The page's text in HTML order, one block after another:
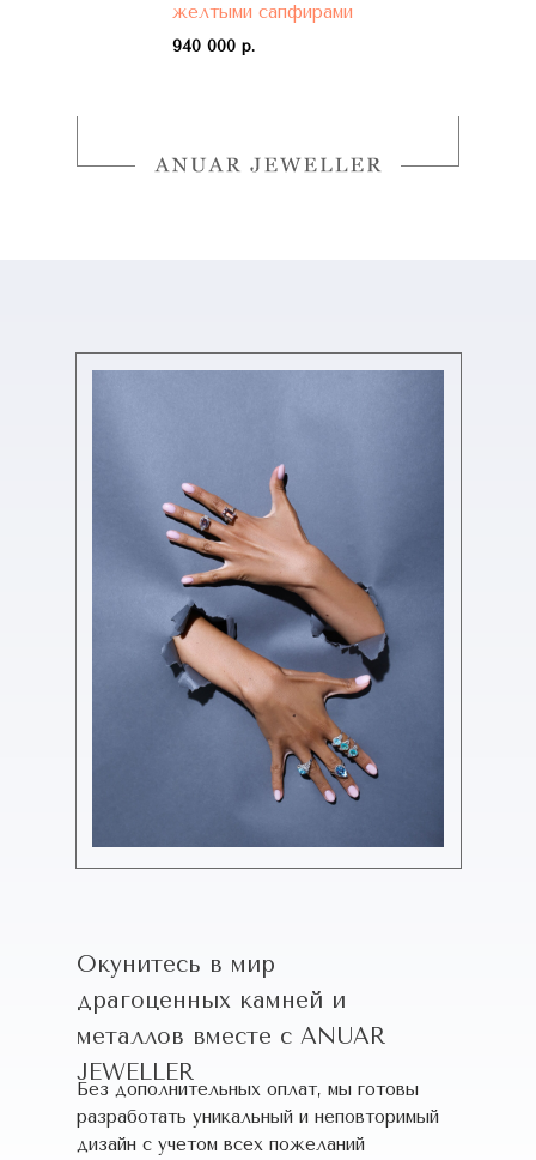
желтыми сапфирами
940 000 р.
Окунитесь в мир
драгоценных камней и
металлов вместе с ANUAR
JEWELLER
Без дополнительных оплат, мы готовы
разработать уникальный и неповторимый
дизайн c учетом всех пожеланий